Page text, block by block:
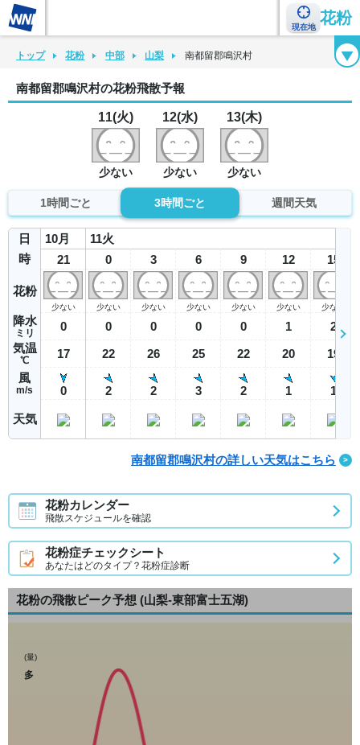
現在地
花粉
花粉カレンダー 花粉図鑑 花粉症チェックシート 花粉症ハンドブック
トップ 花粉 中部 山梨 南都留郡鳴沢村
南都留郡鳴沢村の花粉飛散予報
11(火)
少ない
12(水)
少ない
13(木)
少ない
1時間ごと 3時間ごと 週間天気
日
時
花粉
降水
ミリ
気温
℃
風
m/s
天気
10月
21
少ない
0
17
0
11火
0
少ない
0
22
2
3
少ない
0
26
2
6
少ない
0
25
3
9
少ない
0
22
2
12
少ない
1
20
1
15
少ない
2
19
1
南都留郡鳴沢村の詳しい天気はこちら
花粉カレンダー
飛散スケジュールを確認
花粉症チェックシート
あなたはどのタイプ？花粉症診断
花粉の飛散ピーク予想 (山梨-東部富士五湖)
(量)
多